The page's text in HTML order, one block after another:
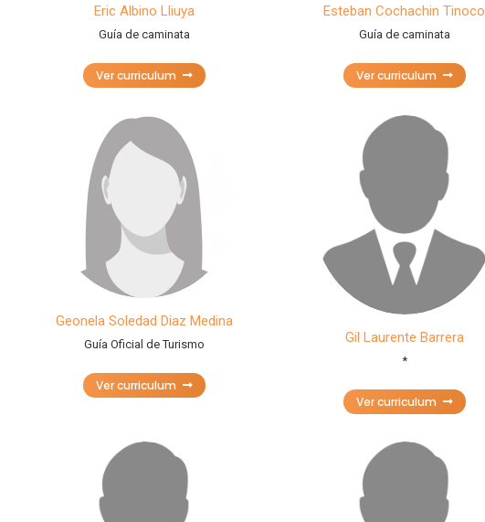
Eric Albino Lliuya
Guía de caminata
Ver curriculum
Esteban Cochachin Tinoco
Guía de caminata
Ver curriculum
Geonela Soledad Diaz Medina
Guía Oficial de Turismo
Ver curriculum
Gil Laurente Barrera
*
Ver curriculum